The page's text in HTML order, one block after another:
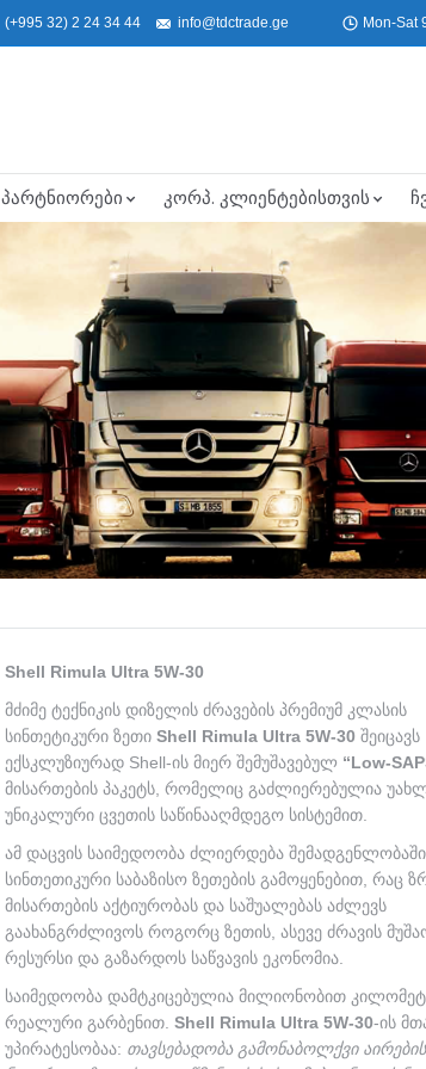
(+995 32) 2 24 34 44 info@tdctrade.ge Mon-Sat
პარტნიორები კორპ. კლიენტებისთვის
Shell Rimula Ultra 5W-30
მძიმე ტექნიკის დიზელის ძრავების პრემიუმ კლასის
სინთეტიკური ზეთი Shell Rimula Ultra 5W-30 შეიცავს
ექსკლუზიურად Shell-ის მიერ შემუშავებულ “Low-
მისართების პაკეტს, რომელიც გაძლიერებულია
უნიკალური ცვეთის საწინააღმდეგო სისტემით.
ამ დაცვის საიმედოობა ძლიერდება შემადგენლობაში
სინთეთიკური საბაზისო ზეთების გამოყენებით, რაც
მისართების აქტიურობას და საშუალებას აძლევს
გაახანგრძლივოს როგორც ზეთის, ასევე ძრავის
რესურსი და გაზარდოს საწვავის ეკონომია.
საიმედოობა დამტკიცებულია მილიონობით
რეალური გარბენით. Shell Rimula Ultra 5W-30-ის
უპირატესობაა: თავსებადობა გამონაბოლქვი აირების